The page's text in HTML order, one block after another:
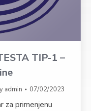
TIP-1 –
admin 07/02/2023
za primenjenu